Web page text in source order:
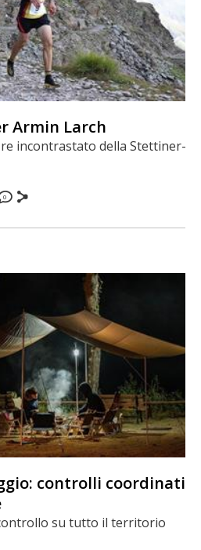
Armin Larch
incontrastato della Stettiner-
0
controlli coordinati a
su tutto il territorio